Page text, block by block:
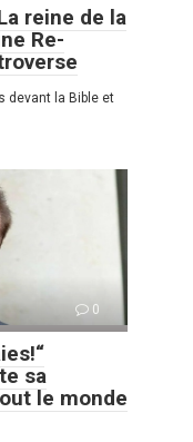
reine de la
Re-
devant la Bible et
0
sa
le monde